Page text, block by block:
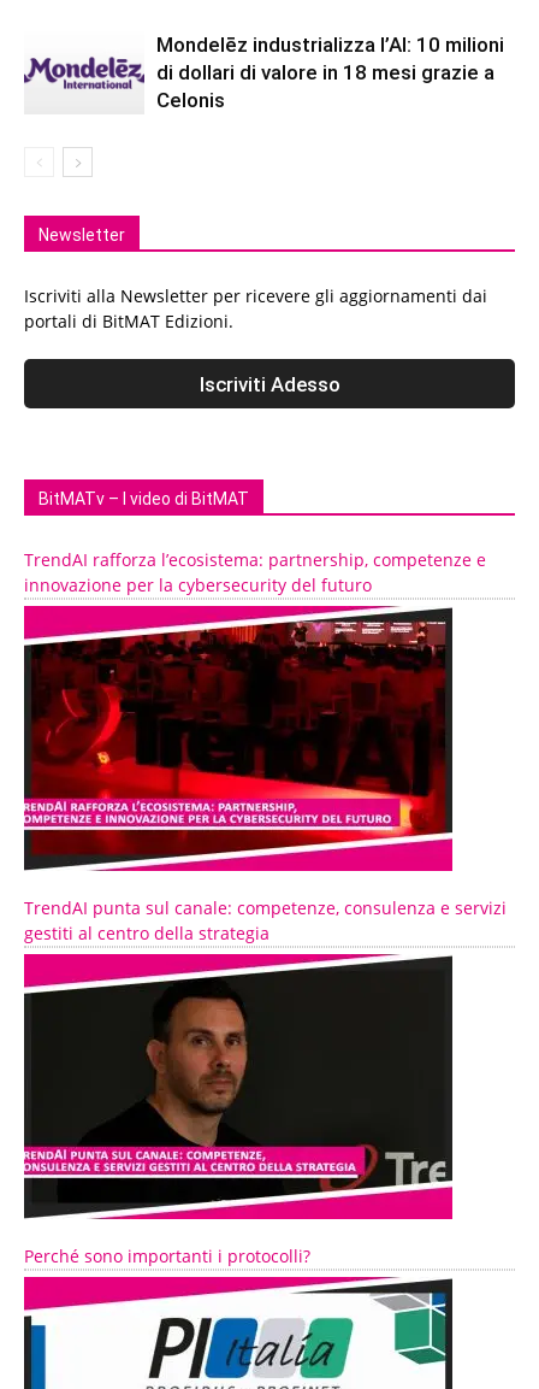
Mondelēz industrializza l’AI: 10 milioni
di dollari di valore in 18 mesi grazie a
Celonis
Newsletter
Iscriviti alla Newsletter per ricevere gli aggiornamenti dai
portali di BitMAT Edizioni.
BitMATv – I video di BitMAT
TrendAI rafforza l’ecosistema: partnership, competenze e
innovazione per la cybersecurity del futuro
TrendAI punta sul canale: competenze, consulenza e servizi
gestiti al centro della strategia
Perché sono importanti i protocolli?